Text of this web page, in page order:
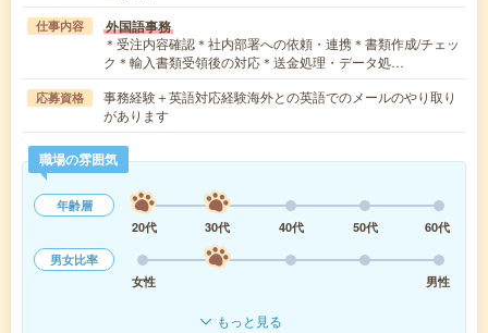
仕事内容 外国語事務
＊受注内容確認＊社内部署への依頼・連携＊書類作成/チェッ
ク＊輸入書類受領後の対応＊送金処理・データ処…
応募資格
事務経験＋英語対応経験海外との英語でのメールのやり取り
があります
職場の雰囲気
年齢層
20代
30代 40代 50代
60代
男女比率
女性
男性
もっと見る